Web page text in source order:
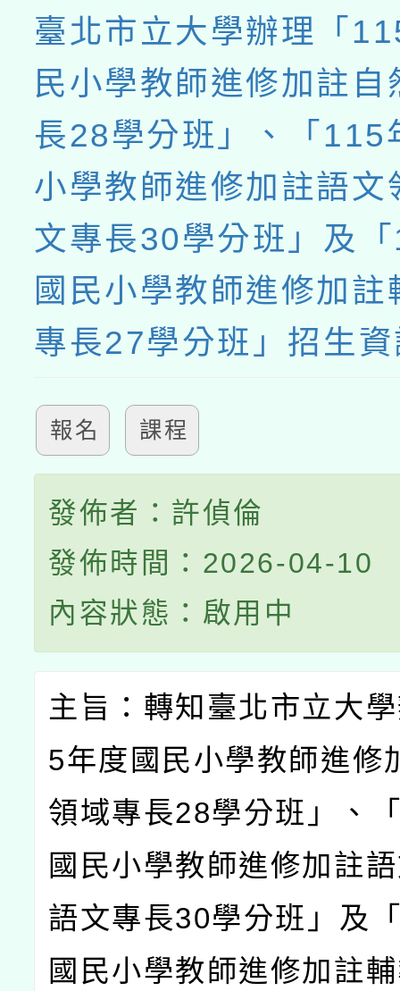
臺北市立大學辦理「
民小學教師進修加註自
長28學分班」、「115
小學教師進修加註語文
文專長30學分班」及
國民小學教師進修加註
專長27學分班」招生
報名 課程
發佈者：許偵倫
發佈時間：2026-04-10
內容狀態：啟用中
主旨：轉知臺北市立大
5年度國民小學教師進修
領域專長28學分班」、
國民小學教師進修加註
語文專長30學分班」及
國民小學教師進修加註